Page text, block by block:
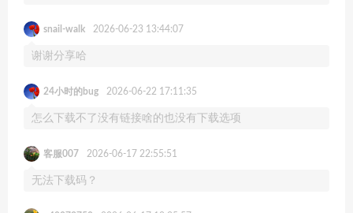
snail-walk 2026-06-23 13:44:07
谢谢分享哈
24小时的bug 2026-06-22 17:11:35
怎么下载不了没有链接啥的也没有下载选项
客服007 2026-06-17 22:55:51
无法下载码？